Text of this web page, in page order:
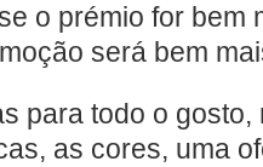
o prémio for bem
será bem
para todo o gosto,
as cores, uma